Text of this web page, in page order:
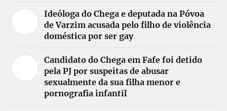
Ideóloga do Chega e deputada na Póvoa
de Varzim acusada pelo filho de violência
doméstica por ser gay
Candidato do Chega em Fafe foi detido
pela PJ por suspeitas de abusar
sexualmente da sua filha menor e
pornografia infantil